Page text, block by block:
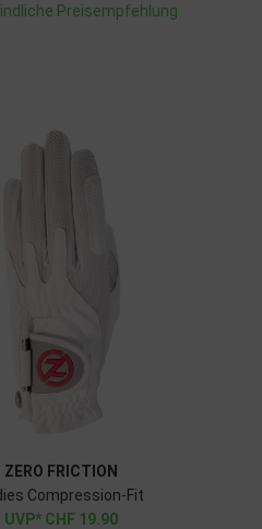
Preisempfehlung
ZERO FRICTION
Compression-Fit
CHF 19.90